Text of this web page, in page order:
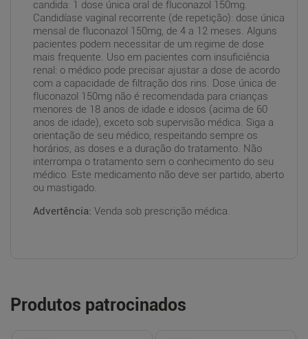
candida: 1 dose única oral de fluconazol 150mg.
Candidíase vaginal recorrente (de repetição): dose única
mensal de fluconazol 150mg, de 4 a 12 meses. Alguns
pacientes podem necessitar de um regime de dose
mais frequente. Uso em pacientes com insuficiência
renal: o médico pode precisar ajustar a dose de acordo
com a capacidade de filtração dos rins. Dose única de
fluconazol 150mg não é recomendada para crianças
menores de 18 anos de idade e idosos (acima de 60
anos de idade), exceto sob supervisão médica. Siga a
orientação de seu médico, respeitando sempre os
horários, as doses e a duração do tratamento. Não
interrompa o tratamento sem o conhecimento do seu
médico. Este medicamento não deve ser partido, aberto
ou mastigado.
Advertência: Venda sob prescrição médica.
Produtos patrocinados